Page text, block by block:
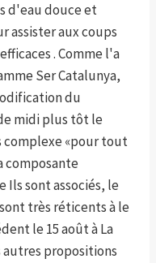
d'eau douce et
assister aux coups
. Comme l'a
Ser Catalunya,
du
midi plus tôt le
complexe «pour tout
composante
sont associés, le
très réticents à le
le 15 août à La
autres propositions